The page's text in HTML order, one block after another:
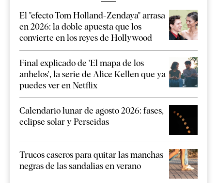
El "efecto Tom Holland-Zendaya" arrasa
en 2026: la doble apuesta que los
convierte en los reyes de Hollywood
Final explicado de 'El mapa de los
anhelos', la serie de Alice Kellen que ya
puedes ver en Netflix
Calendario lunar de agosto 2026: fases,
eclipse solar y Perseidas
Trucos caseros para quitar las manchas
negras de las sandalias en verano